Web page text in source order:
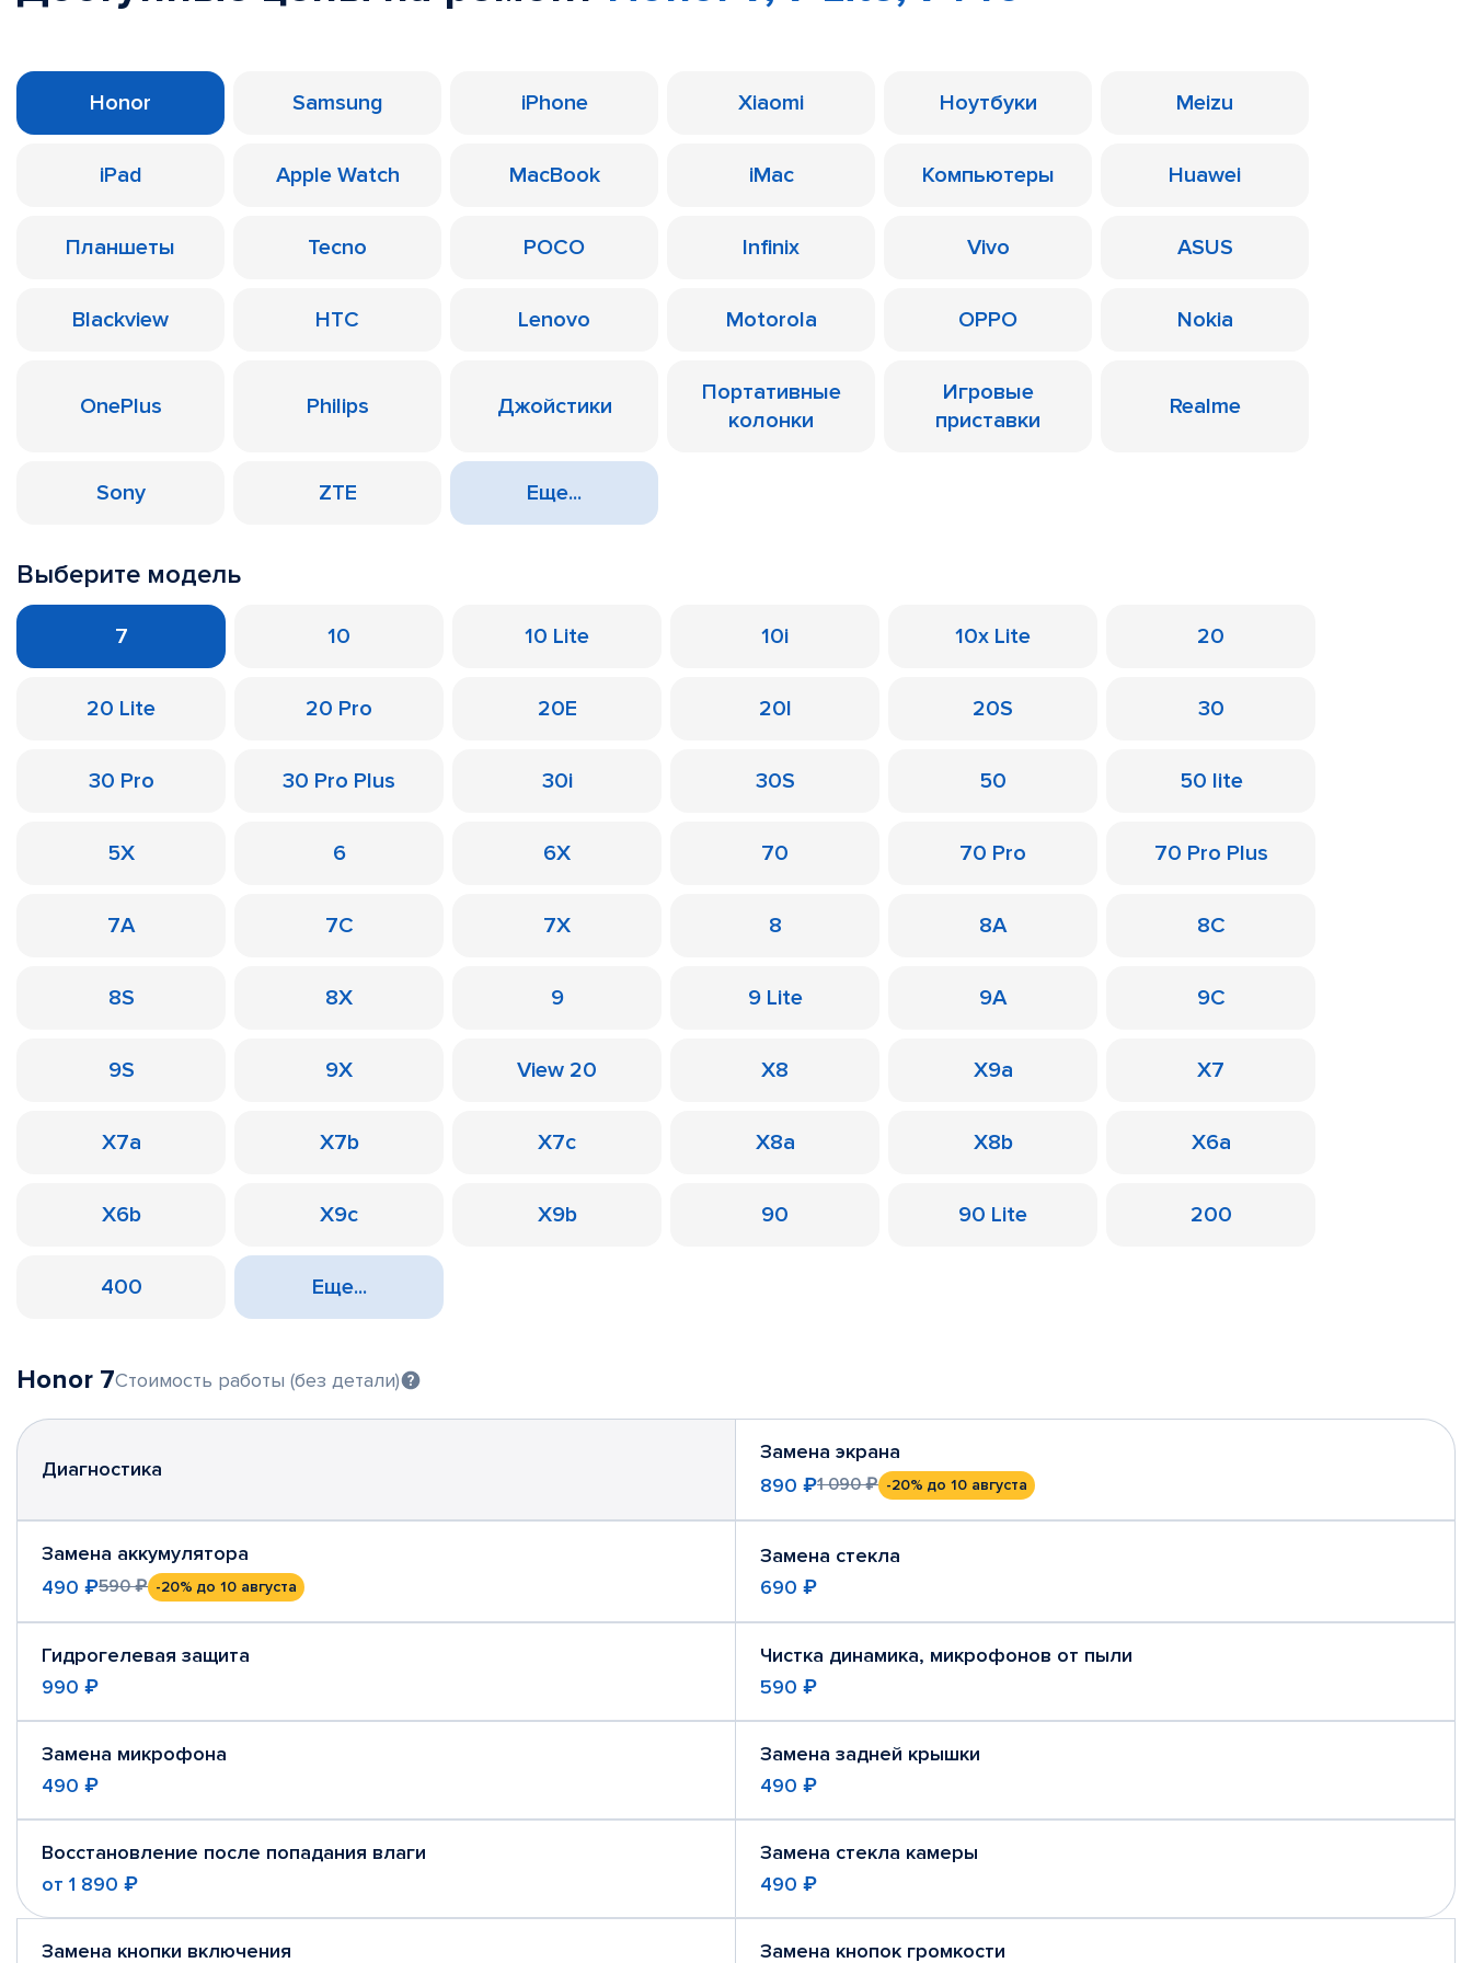
Honor Samsung iPhone Xiaomi Ноутбуки Meizu
iPad Apple Watch MacBook iMac Компьютеры Huawei
Планшеты Tecno POCO Infinix Vivo ASUS
Blackview HTC Lenovo Motorola OPPO Nokia
OnePlus Philips Джойстики
Портативные
колонки
Игровые
приставки
Realme
Sony ZTE Еще...
Выберите модель
7 10 10 Lite 10i 10x Lite 20
20 Lite 20 Pro 20E 20I 20S 30
30 Pro 30 Pro Plus 30i 30S 50 50 lite
5X 6 6X 70 70 Pro 70 Pro Plus
7A 7C 7X 8 8A 8C
8S 8X 9 9 Lite 9A 9C
9S 9X View 20 X8 X9a X7
X7a X7b X7c X8a X8b X6a
X6b X9c X9b 90 90 Lite 200
400 Еще...
Honor 7Стоимость работы (без детали)
Диагностика
Замена экрана
890 ₽1 090 ₽ -20% до 10 августа
Замена аккумулятора
490 ₽590 ₽ -20% до 10 августа
Замена стекла
690 ₽
Гидрогелевая защита
990 ₽
Чистка динамика, микрофонов от пыли
590 ₽
Замена микрофона
490 ₽
Замена задней крышки
490 ₽
Восстановление после попадания влаги
от 1 890 ₽
Замена стекла камеры
490 ₽
Замена кнопки включения Замена кнопок громкости